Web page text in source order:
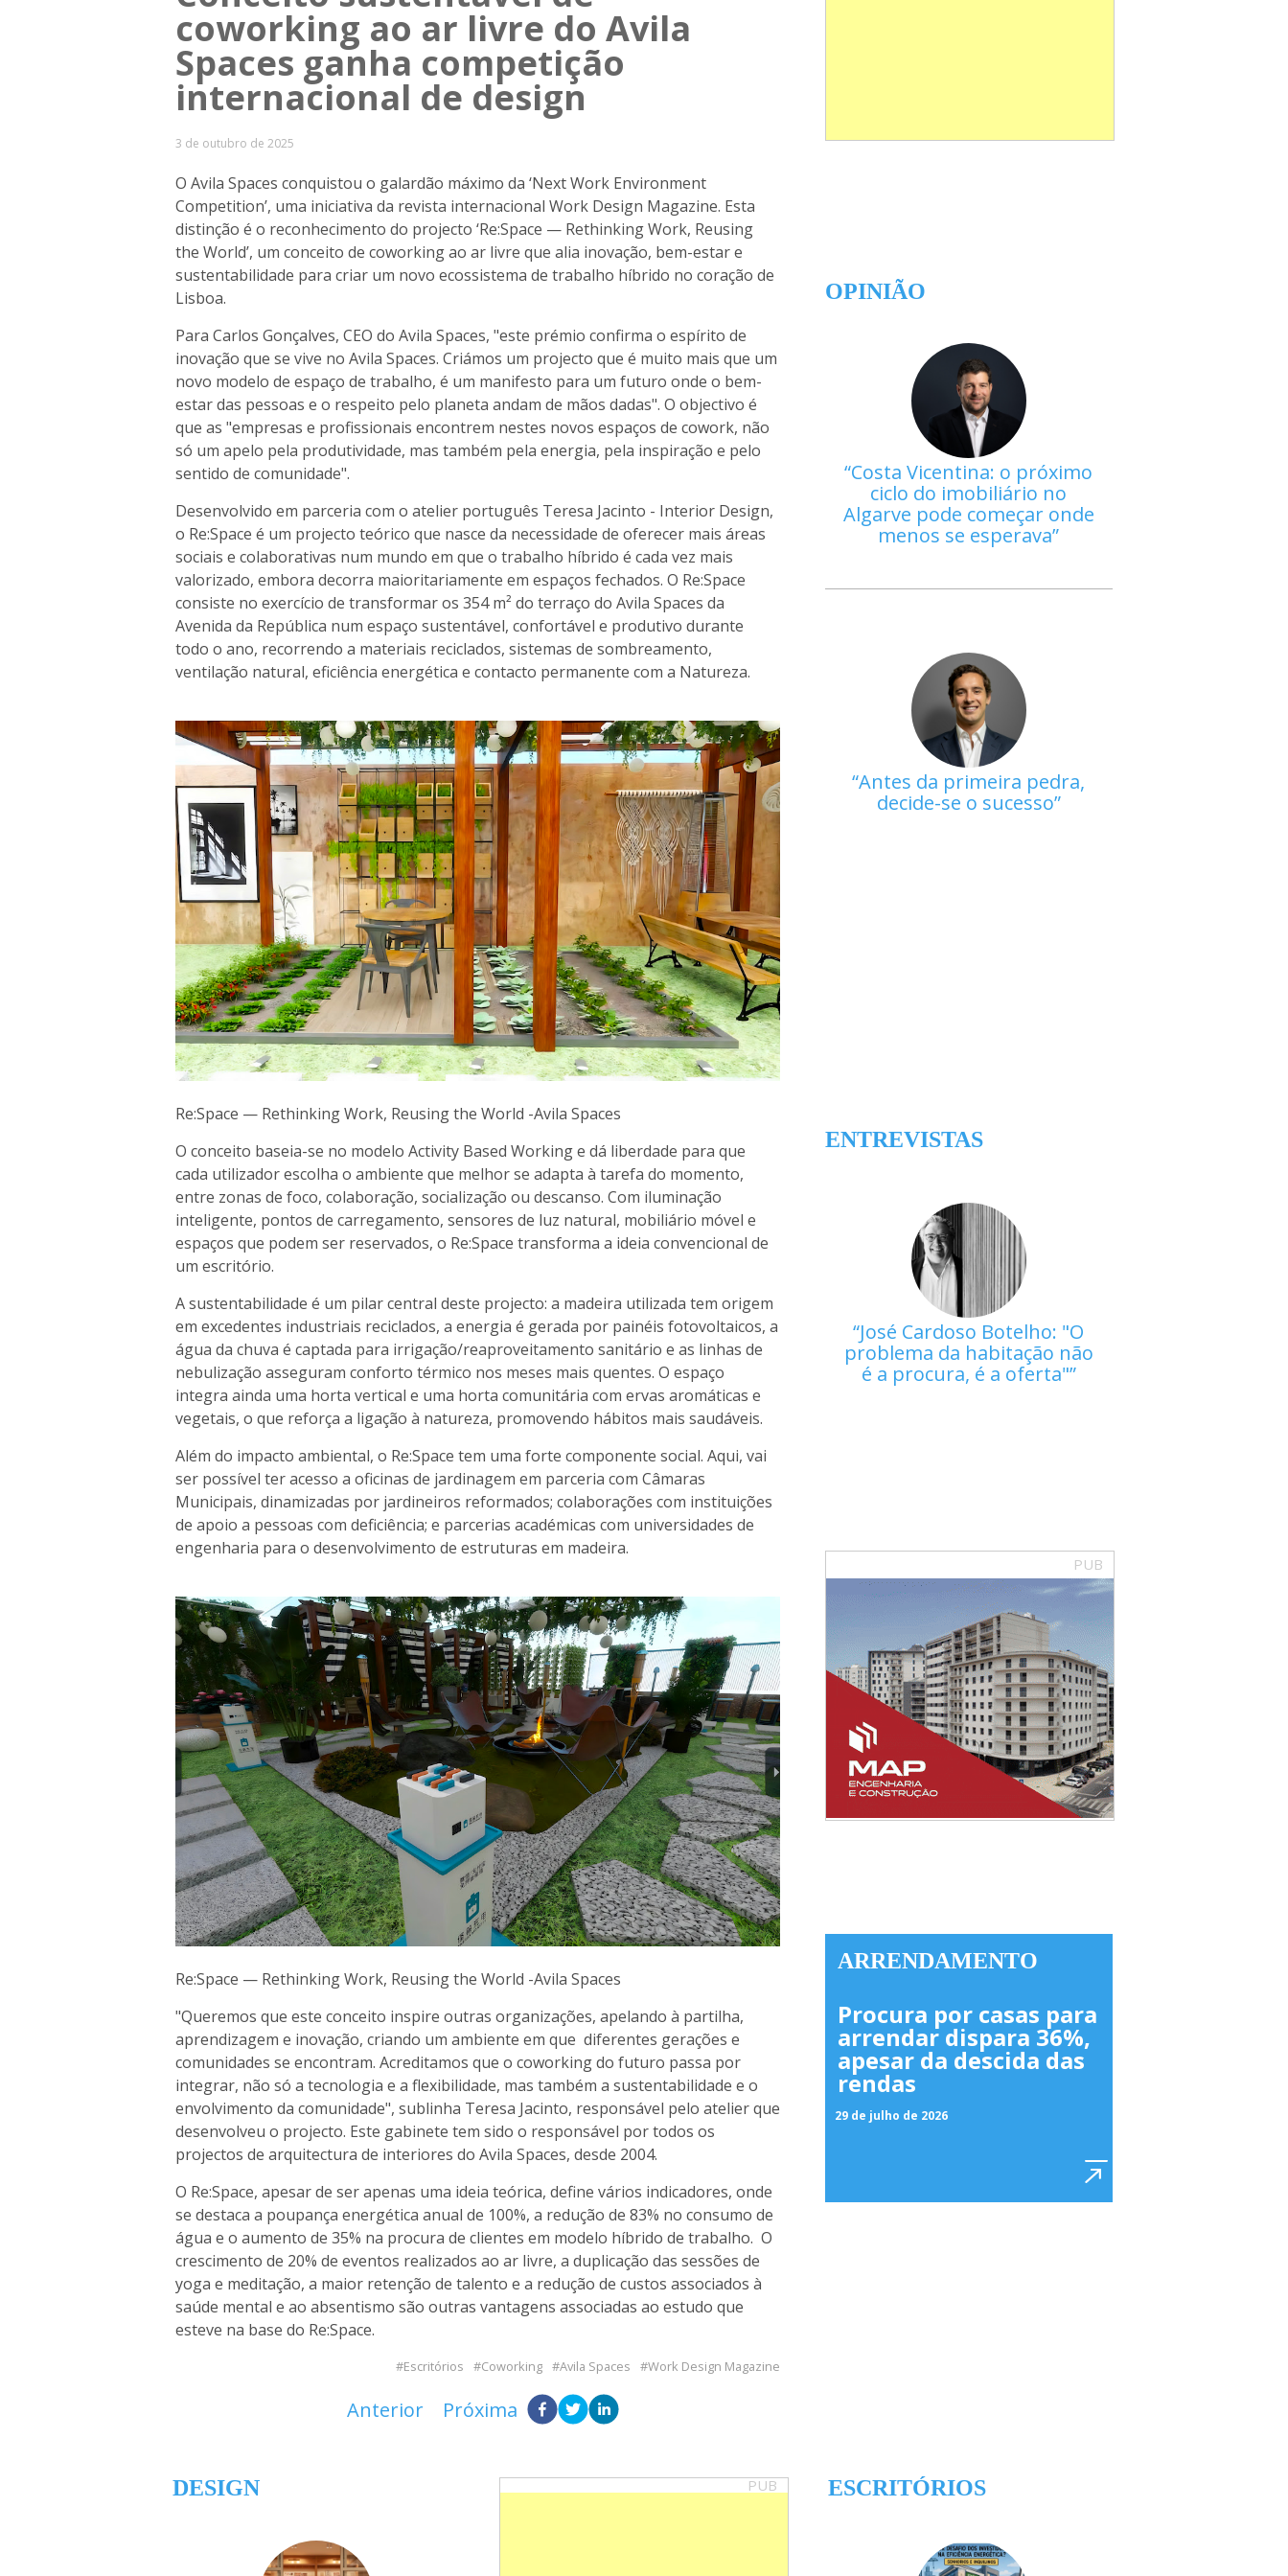
coworking ao ar livre do Avila
Spaces ganha competição
internacional de design
3 de outubro de 2025
O Avila Spaces conquistou o galardão máximo da ‘Next Work Environment
Competition’, uma iniciativa da revista internacional Work Design Magazine. Esta
distinção é o reconhecimento do projecto ‘Re:Space — Rethinking Work, Reusing
the World’, um conceito de coworking ao ar livre que alia inovação, bem-estar e
sustentabilidade para criar um novo ecossistema de trabalho híbrido no coração de
Lisboa.
Para Carlos Gonçalves, CEO do Avila Spaces, "este prémio confirma o espírito de
inovação que se vive no Avila Spaces. Criámos um projecto que é muito mais que um
novo modelo de espaço de trabalho, é um manifesto para um futuro onde o bem-
estar das pessoas e o respeito pelo planeta andam de mãos dadas". O objectivo é
que as "empresas e profissionais encontrem nestes novos espaços de cowork, não
só um apelo pela produtividade, mas também pela energia, pela inspiração e pelo
sentido de comunidade".
Desenvolvido em parceria com o atelier português Teresa Jacinto - Interior Design,
o Re:Space é um projecto teórico que nasce da necessidade de oferecer mais áreas
sociais e colaborativas num mundo em que o trabalho híbrido é cada vez mais
valorizado, embora decorra maioritariamente em espaços fechados. O Re:Space
consiste no exercício de transformar os 354 m² do terraço do Avila Spaces da
Avenida da República num espaço sustentável, confortável e produtivo durante
todo o ano, recorrendo a materiais reciclados, sistemas de sombreamento,
ventilação natural, eficiência energética e contacto permanente com a Natureza.
Re:Space — Rethinking Work, Reusing the World -Avila Spaces
O conceito baseia-se no modelo Activity Based Working e dá liberdade para que
cada utilizador escolha o ambiente que melhor se adapta à tarefa do momento,
entre zonas de foco, colaboração, socialização ou descanso. Com iluminação
inteligente, pontos de carregamento, sensores de luz natural, mobiliário móvel e
espaços que podem ser reservados, o Re:Space transforma a ideia convencional de
um escritório.
A sustentabilidade é um pilar central deste projecto: a madeira utilizada tem origem
em excedentes industriais reciclados, a energia é gerada por painéis fotovoltaicos, a
água da chuva é captada para irrigação/reaproveitamento sanitário e as linhas de
nebulização asseguram conforto térmico nos meses mais quentes. O espaço
integra ainda uma horta vertical e uma horta comunitária com ervas aromáticas e
vegetais, o que reforça a ligação à natureza, promovendo hábitos mais saudáveis.
Além do impacto ambiental, o Re:Space tem uma forte componente social. Aqui, vai
ser possível ter acesso a oficinas de jardinagem em parceria com Câmaras
Municipais, dinamizadas por jardineiros reformados; colaborações com instituições
de apoio a pessoas com deficiência; e parcerias académicas com universidades de
engenharia para o desenvolvimento de estruturas em madeira.
Re:Space — Rethinking Work, Reusing the World -Avila Spaces
"Queremos que este conceito inspire outras organizações, apelando à partilha,
aprendizagem e inovação, criando um ambiente em que diferentes gerações e
comunidades se encontram. Acreditamos que o coworking do futuro passa por
integrar, não só a tecnologia e a flexibilidade, mas também a sustentabilidade e o
envolvimento da comunidade", sublinha Teresa Jacinto, responsável pelo atelier que
desenvolveu o projecto. Este gabinete tem sido o responsável por todos os
projectos de arquitectura de interiores do Avila Spaces, desde 2004.
O Re:Space, apesar de ser apenas uma ideia teórica, define vários indicadores, onde
se destaca a poupança energética anual de 100%, a redução de 83% no consumo de
água e o aumento de 35% na procura de clientes em modelo híbrido de trabalho. O
crescimento de 20% de eventos realizados ao ar livre, a duplicação das sessões de
yoga e meditação, a maior retenção de talento e a redução de custos associados à
saúde mental e ao absentismo são outras vantagens associadas ao estudo que
esteve na base do Re:Space.
Escritórios Coworking Avila Spaces Work Design Magazine
Anterior Próxima
OPINIÃO
Costa Vicentina: o próximo
ciclo do imobiliário no
Algarve pode começar onde
menos se esperava
Antes da primeira pedra,
decide-se o sucesso
ENTREVISTAS
José Cardoso Botelho: "O
problema da habitação não
é a procura, é a oferta"
PUB
ARRENDAMENTO
Procura por casas para
arrendar dispara 36%,
apesar da descida das
rendas
29 de julho de 2026
DESIGN PUB ESCRITÓRIOS